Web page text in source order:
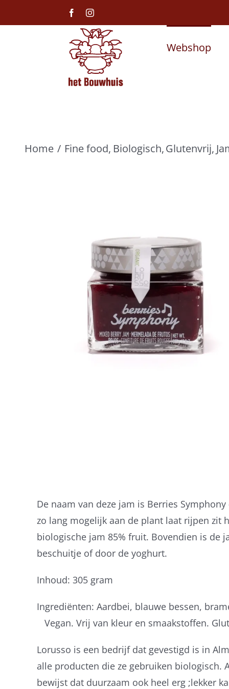
naar
FacebookInstagram
Webshop
Home Fine food Biologisch Glutenvrij
De naam van deze jam is Berries
zo lang mogelijk aan de plant laat rijpen zit
biologische jam 85% fruit. Bovendien is de
beschuitje of door de yoghurt.
Inhoud: 305 gram
Ingrediënten: Aardbei,
Vegan. Vrij van kleur en smaakstoffen.
Lorusso is een bedrijf dat gevestigd is in
alle producten die ze gebruiken biologisch.
bewijst dat duurzaam ook heel erg ;lekker